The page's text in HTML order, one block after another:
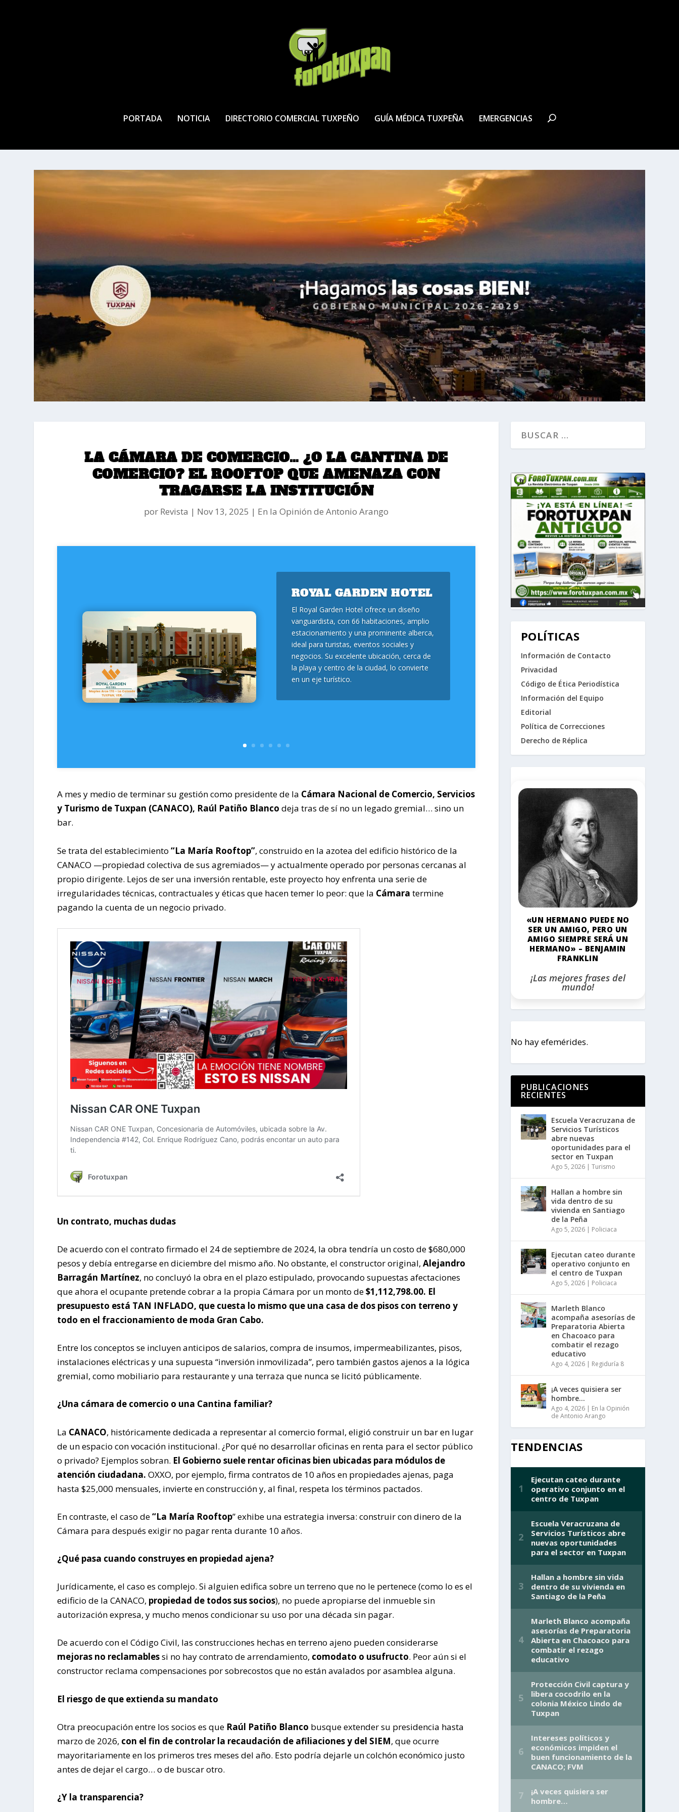
PORTADA NOTICIA DIRECTORIO COMERCIAL TUXPEÑO GUÍA MÉDICA TUXPEÑA EMERGENCIAS
LA CÁMARA DE COMERCIO… ¿O LA CANTINA DE
COMERCIO? EL ROOFTOP QUE AMENAZA CON
TRAGARSE LA INSTITUCIÓN
por Revista | Nov 13, 2025 | En la Opinión de Antonio Arango
ROYAL GARDEN HOTEL
El Royal Garden Hotel ofrece un diseño
vanguardista, con 66 habitaciones, amplio
estacionamiento y una prominente alberca,
ideal para turistas, eventos sociales y
negocios. Su excelente ubicación, cerca de
la playa y centro de la ciudad, lo convierte
en un eje turístico.
A mes y medio de terminar su gestión como presidente de la Cámara Nacional de Comercio, Servicios
y Turismo de Tuxpan (CANACO), Raúl Patiño Blanco deja tras de sí no un legado gremial… sino un
bar.
Se trata del establecimiento “La María Rooftop”, construido en la azotea del edificio histórico de la
CANACO —propiedad colectiva de sus agremiados— y actualmente operado por personas cercanas al
propio dirigente. Lejos de ser una inversión rentable, este proyecto hoy enfrenta una serie de
irregularidades técnicas, contractuales y éticas que hacen temer lo peor: que la Cámara termine
pagando la cuenta de un negocio privado.
Un contrato, muchas dudas
De acuerdo con el contrato firmado el 24 de septiembre de 2024, la obra tendría un costo de $680,000
pesos y debía entregarse en diciembre del mismo año. No obstante, el constructor original,Alejandro
Barragán Martínez, no concluyó la obra en el plazo estipulado, provocando supuestas afectaciones
que ahora el ocupante pretende cobrar a la propia Cámara por un monto de$1,112,798.00. El
presupuesto está TAN INFLADO, que cuesta lo mismo que una casa de dos pisos con terreno y
todo en el fraccionamiento de moda Gran Cabo.
Entre los conceptos se incluyen anticipos de salarios, compra de insumos, impermeabilizantes, pisos,
instalaciones eléctricas y una supuesta “inversión inmovilizada”, pero también gastos ajenos a la lógica
gremial, como mobiliario para restaurante y una terraza que nunca se licitó públicamente.
¿Una cámara de comercio o una Cantina familiar?
La CANACO, históricamente dedicada a representar al comercio formal, eligió construir un bar en lugar
de un espacio con vocación institucional. ¿Por qué no desarrollar oficinas en renta para el sector público
o privado? Ejemplos sobran. El Gobierno suele rentar oficinas bien ubicadas para módulos de
atención ciudadana. OXXO, por ejemplo, firma contratos de 10 años en propiedades ajenas, paga
hasta $25,000 mensuales, invierte en construcción y, al final, respeta los términos pactados.
En contraste, el caso de“La María Rooftop” exhibe una estrategia inversa: construir con dinero de la
Cámara para después exigir no pagar renta durante 10 años.
¿Qué pasa cuando construyes en propiedad ajena?
Jurídicamente, el caso es complejo. Si alguien edifica sobre un terreno que no le pertenece (como lo es el
edificio de la CANACO, propiedad de todos sus socios), no puede apropiarse del inmueble sin
autorización expresa, y mucho menos condicionar su uso por una década sin pagar.
De acuerdo con el Código Civil, las construcciones hechas en terreno ajeno pueden considerarse
mejoras no reclamablessi no hay contrato de arrendamiento, comodato o usufructo. Peor aún si el
constructor reclama compensaciones por sobrecostos que no están avalados por asamblea alguna.
El riesgo de que extienda su mandato
Otra preocupación entre los socios es que Raúl Patiño Blanco busque extender su presidencia hasta
marzo de 2026, con el fin de controlar la recaudación de afiliaciones y del SIEM, que ocurre
mayoritariamente en los primeros tres meses del año. Esto podría dejarle un colchón económico justo
antes de dejar el cargo… o de buscar otro.
¿Y la transparencia?
POLÍTICAS
Información de Contacto
Privacidad
Código de Ética Periodística
Información del Equipo
Editorial
Política de Correcciones
Derecho de Réplica
«UN HERMANO PUEDE NO
SER UN AMIGO, PERO UN
AMIGO SIEMPRE SERÁ UN
HERMANO» – BENJAMIN
FRANKLIN
¡Las mejores frases del
mundo!
No hay efemérides.
PUBLICACIONES
RECIENTES
Escuela Veracruzana de
Servicios Turísticos
abre nuevas
oportunidades para el
sector en Tuxpan
Ago 5, 2026| Turismo
Hallan a hombre sin
vida dentro de su
vivienda en Santiago
de la Peña
Ago 5, 2026| Policiaca
Ejecutan cateo durante
operativo conjunto en
el centro de Tuxpan
Ago 5, 2026| Policiaca
Marleth Blanco
acompaña asesorías de
Preparatoria Abierta
en Chacoaco para
combatir el rezago
educativo
Ago 4, 2026| Regiduría 8
¡A veces quisiera ser
hombre…
Ago 4, 2026| En la Opinión
de Antonio Arango
TENDENCIAS